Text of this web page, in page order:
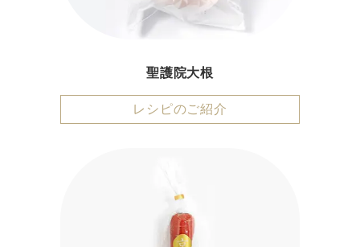
聖護院大根
レシピのご紹介